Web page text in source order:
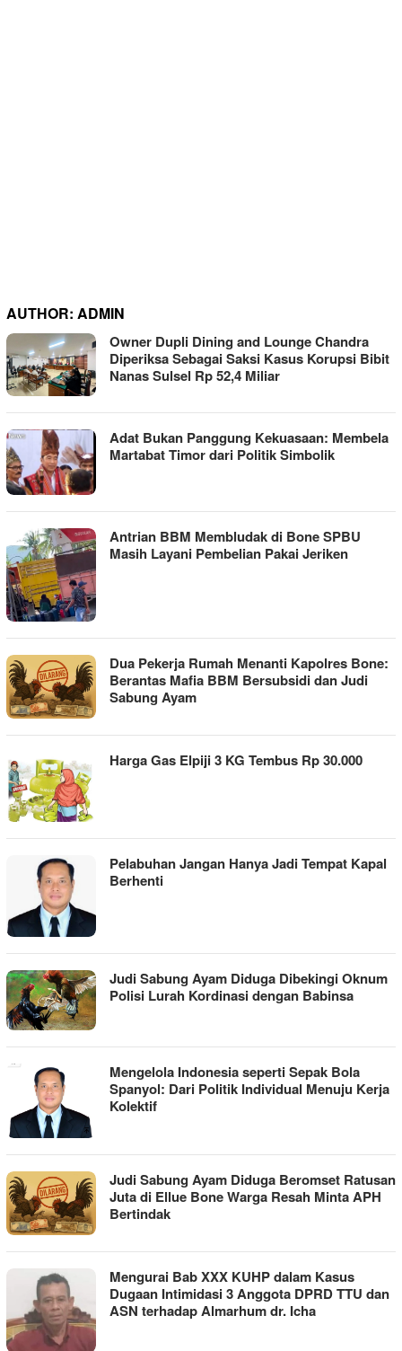
AUTHOR: ADMIN
Owner Dupli Dining and Lounge Chandra
Diperiksa Sebagai Saksi Kasus Korupsi Bibit
Nanas Sulsel Rp 52,4 Miliar
Adat Bukan Panggung Kekuasaan: Membela
Martabat Timor dari Politik Simbolik
Antrian BBM Membludak di Bone SPBU
Masih Layani Pembelian Pakai Jeriken
Dua Pekerja Rumah Menanti Kapolres Bone:
Berantas Mafia BBM Bersubsidi dan Judi
Sabung Ayam
Harga Gas Elpiji 3 KG Tembus Rp 30.000
Pelabuhan Jangan Hanya Jadi Tempat Kapal
Berhenti
Judi Sabung Ayam Diduga Dibekingi Oknum
Polisi Lurah Kordinasi dengan Babinsa
Mengelola Indonesia seperti Sepak Bola
Spanyol: Dari Politik Individual Menuju Kerja
Kolektif
Judi Sabung Ayam Diduga Beromset Ratusan
Juta di Ellue Bone Warga Resah Minta APH
Bertindak
Mengurai Bab XXX KUHP dalam Kasus
Dugaan Intimidasi 3 Anggota DPRD TTU dan
ASN terhadap Almarhum dr. Icha